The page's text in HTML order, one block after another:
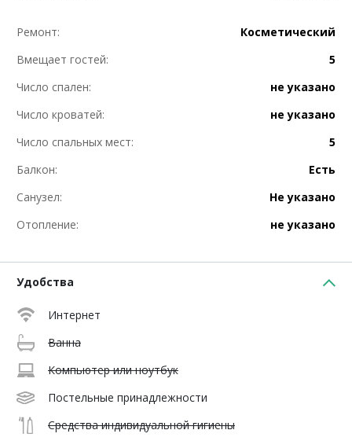
Ремонт:
Косметический
Вмещает гостей:
5
Число спален:
не указано
Число кроватей:
не указано
Число спальных мест:
5
Балкон:
Есть
Санузел:
Не указано
Отопление:
не указано
Удобства
Интернет
Ванна
Компьютер или ноутбук
Постельные принадлежности
Средства индивидуальной гигиены